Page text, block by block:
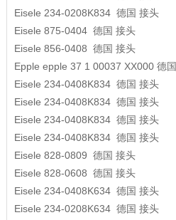
Eisele 234-0208K834 德国 接头
Eisele 875-0404 德国 接头
Eisele 856-0408 德国 接头
Epple epple 37 1 00037 XX000 德国
Eisele 234-0408K834 德国 接头
Eisele 234-0408K834 德国 接头
Eisele 234-0408K834 德国 接头
Eisele 234-0408K834 德国 接头
Eisele 828-0809 德国 接头
Eisele 828-0608 德国 接头
Eisele 234-0408K634 德国 接头
Eisele 234-0208K634 德国 接头